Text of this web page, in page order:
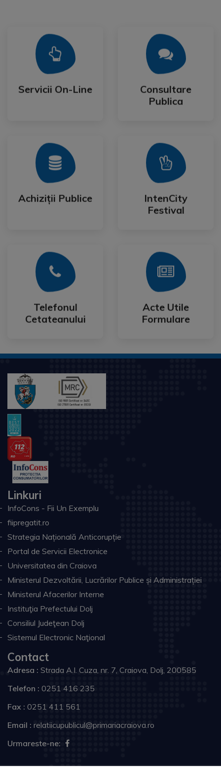
Servicii On-Line
Servicii On-Line
Mai Mult
Consultare
Publica
Consultare
Publica
Mai Mult
Achiziții Publice
Achiziții Publice
Mai Mult
IntenCity
Festival
IntenCity
Festival
Mai Mult
Telefonul
Cetateanului
Telefonul
Cetateanului
Mai Mult
Acte Utile
Formulare
Acte Utile
Formulare
Mai Mult
Linkuri
InfoCons - Fii Un Exemplu
fiipregatit.ro
Strategia Națională Anticorupție
Portal de Servicii Electronice
Universitatea din Craiova
Ministerul Dezvoltării, Lucrărilor Publice și Administrației
Ministerul Afacerilor Interne
Instituţia Prefectului Dolj
Consiliul Judeţean Dolj
Sistemul Electronic Naţional
Contact
Adresa : Strada A.I. Cuza, nr. 7, Craiova, Dolj, 200585
Telefon : 0251 416 235
Fax : 0251 411 561
Email : relatiicupublicul@primariacraiova.ro
Urmareste-ne: